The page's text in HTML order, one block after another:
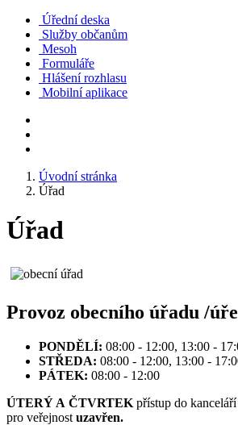
Úřední deska
Služby občanům
Mesoh
Formuláře
Hlášení rozhlasu
Mobilní aplikace
Úvodní stránka
Úřad
Úřad
Provoz obecního úřadu /
PONDĚLÍ: 08:00 - 12:00, 13:00 -
STŘEDA: 08:00 - 12:00, 13:00 -
PÁTEK: 08:00 - 12:00
ÚTERÝ A ČTVRTEK přístup do
pro veřejnost uzavřen.